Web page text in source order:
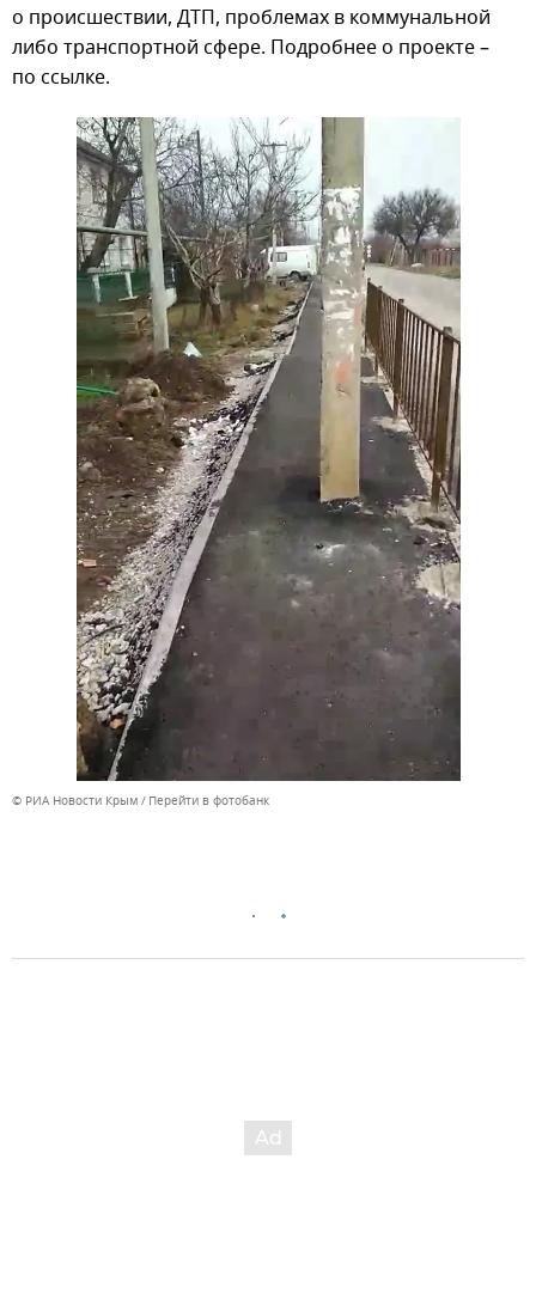
о происшествии, ДТП, проблемах в коммунальной
либо транспортной сфере. Подробнее о проекте –
по ссылке.
© РИА Новости Крым Перейти в фотобанк